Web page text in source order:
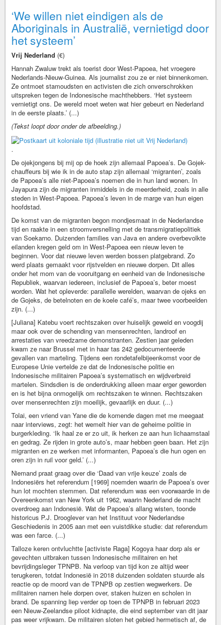
‘We willen niet eindigen als de
Aboriginals in Australië, vernietigd door
het systeem’
Vrij Nederland (€)
Hannah Zwaluw trekt als toerist door West-Papoea, het vroegere
Nederlands-Nieuw-Guinea. Als journalist zou ze er niet binnenkomen.
Ze ontmoet stamoudsten en activisten die zich onverschrokken
uitspreken tegen de Indonesische machthebbers. ‘Het systeem
vernietigt ons. De wereld moet weten wat hier gebeurt en Nederland
in de eerste plaats.’ (...)
(Tekst loopt door onder de afbeelding.)
.
De ojekjongens bij mij op de hoek zijn allemaal Papoea’s. De Gojek-
chauffeurs bij wie ik in de auto stap zijn allemaal ‘migranten’, zoals
de Papoea’s alle niet-Papoea’s noemen die in hun land wonen. In
Jayapura zijn de migranten inmiddels in de meerderheid, zoals in alle
steden in West-Papoea. Papoea’s leven in de marge van hun eigen
hoofdstad.
De komst van de migranten begon mondjesmaat in de Nederlandse
tijd en raakte in een stroomversnelling met de transmigratiepolitiek
van Soekarno. Duizenden families van Java en andere overbevolkte
eilanden kregen geld om in West-Papoea een nieuw leven te
beginnen. Voor dat nieuwe leven werden bossen platgebrand. Zo
werd plaats gemaakt voor rijstvelden en nieuwe dorpen. Dit alles
onder het mom van de vooruitgang en eenheid van de Indonesische
Republiek, waarvan iedereen, inclusief de Papoea’s, beter moest
worden. Wat het opleverde: parallelle werelden, waarvan de ojeks en
de Gojeks, de betelnoten en de koele café’s, maar twee voorbeelden
zijn. (...)
[Juliana] Katebu voert rechtszaken over huiselijk geweld en voogdij
maar ook over de schending van mensenrechten, landroof en
arrestaties van vreedzame demonstranten. Zestien jaar geleden
kwam ze naar Brussel met in haar tas 242 gedocumenteerde
gevallen van marteling. Tijdens een rondetafelbijeenkomst voor de
Europese Unie vertelde ze dat de Indonesische politie en
Indonesische militairen Papoea’s systematisch en wijdverbreid
martelen. Sindsdien is de onderdrukking alleen maar erger geworden
en is het bijna onmogelijk om rechtszaken te winnen. Rechtszaken
over mensenrechten zijn moeilijk, gevaarlijk en duur. (...)
Tolai, een vriend van Yane die de komende dagen met me meegaat
naar interviews, zegt: het wemelt hier van de geheime politie in
burgerkleding. ‘Ik haal ze er zo uit, ik herken ze aan hun lichaamstaal
en gedrag. Ze rijden in grote auto’s, maar hebben geen baan. Het zijn
migranten en ze werken met informanten, Papoea’s die hun ogen en
oren zijn in ruil voor geld.’ (...)
Niemand praat graag over die ‘Daad van vrije keuze’ zoals de
Indonesiërs het referendum [1969] noemden waarin de Papoea’s over
hun lot mochten stemmen. Dat referendum was een voorwaarde in de
Overeenkomst van New York uit 1962, waarin Nederland de macht
overdroeg aan Indonesië. Wat de Papoea’s allang wisten, toonde
historicus P.J. Drooglever van het Instituut voor Nederlandse
Geschiedenis in 2005 aan met een vuistdikke studie: dat referendum
was een farce. (...)
Talloze keren ontvluchtte [activiste Raga] Kogoya haar dorp als er
gevechten uitbraken tussen Indonesische militairen en het
bevrijdingsleger TPNPB. Na verloop van tijd kon ze altijd weer
terugkeren, totdat Indonesië in 2018 duizenden soldaten stuurde als
reactie op de moord van de TPNPB op zestien wegwerkers. De
militairen namen hele dorpen over, staken huizen en scholen in
brand. De spanning liep verder op toen de TPNPB in februari 2023
een Nieuw-Zeelandse piloot kidnapte, die eind september van dit jaar
pas weer vrijkwam. De militairen sloten het gebied hermetisch af, de